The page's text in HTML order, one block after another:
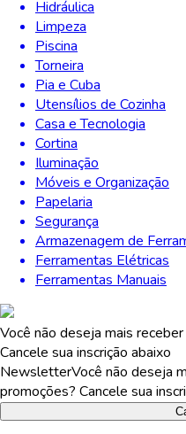
Hidráulica
Limpeza
Piscina
Torneira
Pia e Cuba
Utensílios de Cozinha
Casa e Tecnologia
Cortina
Iluminação
Móveis e Organização
Papelaria
Segurança
Armazenagem de
Ferramentas Elétricas
Ferramentas Manuais
Você não deseja mais
Cancele sua inscrição abaixo
NewsletterVocê não deseja
promoções? Cancele sua